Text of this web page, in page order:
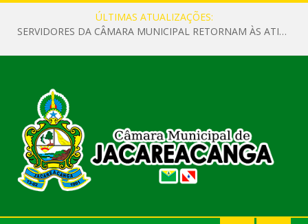
ÚLTIMAS ATUALIZAÇÕES:
SERVIDORES DA CÂMARA MUNICIPAL RETORNAM ÀS ATIVIDADES APÓS O RECESSO PARLAMENTAR